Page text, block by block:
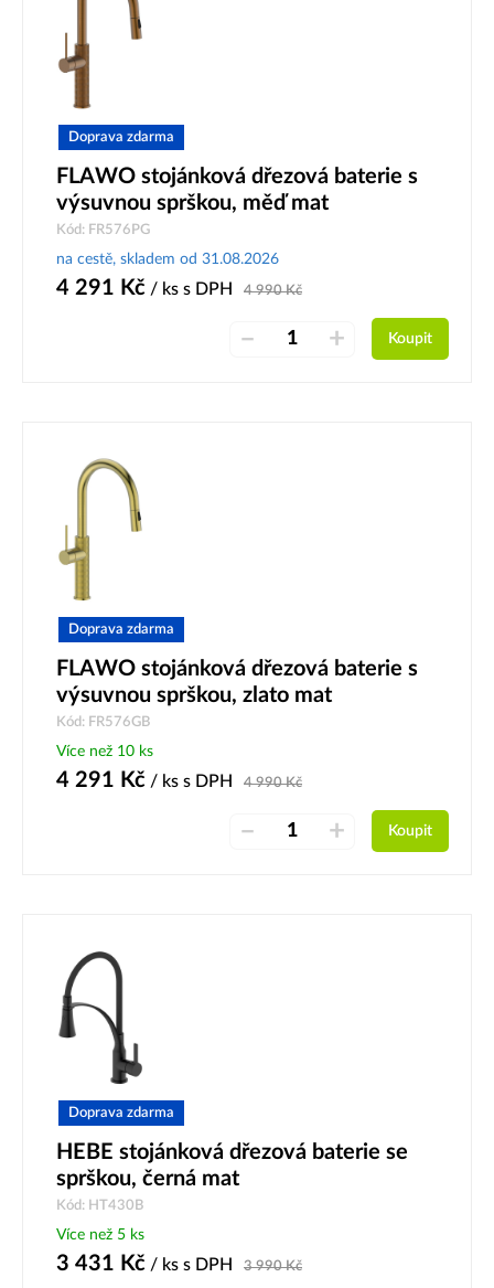
Doprava zdarma
FLAWO stojánková dřezová baterie s
výsuvnou sprškou, měď mat
Kód: FR576PG
na cestě, skladem od 31.08.2026
4 291 Kč / ks s DPH 4 990Kč
– + Koupit
Doprava zdarma
FLAWO stojánková dřezová baterie s
výsuvnou sprškou, zlato mat
Kód: FR576GB
Více než 10 ks
4 291 Kč / ks s DPH 4 990Kč
– + Koupit
Doprava zdarma
HEBE stojánková dřezová baterie se
sprškou, černá mat
Kód: HT430B
Více než 5 ks
3 431 Kč / ks s DPH 3 990Kč